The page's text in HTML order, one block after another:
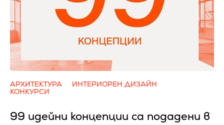
АРХИТЕКТУРА
ИНТЕРИОРЕН ДИЗАЙН
КОНКУРСИ
99 идейни концепции са подадени в